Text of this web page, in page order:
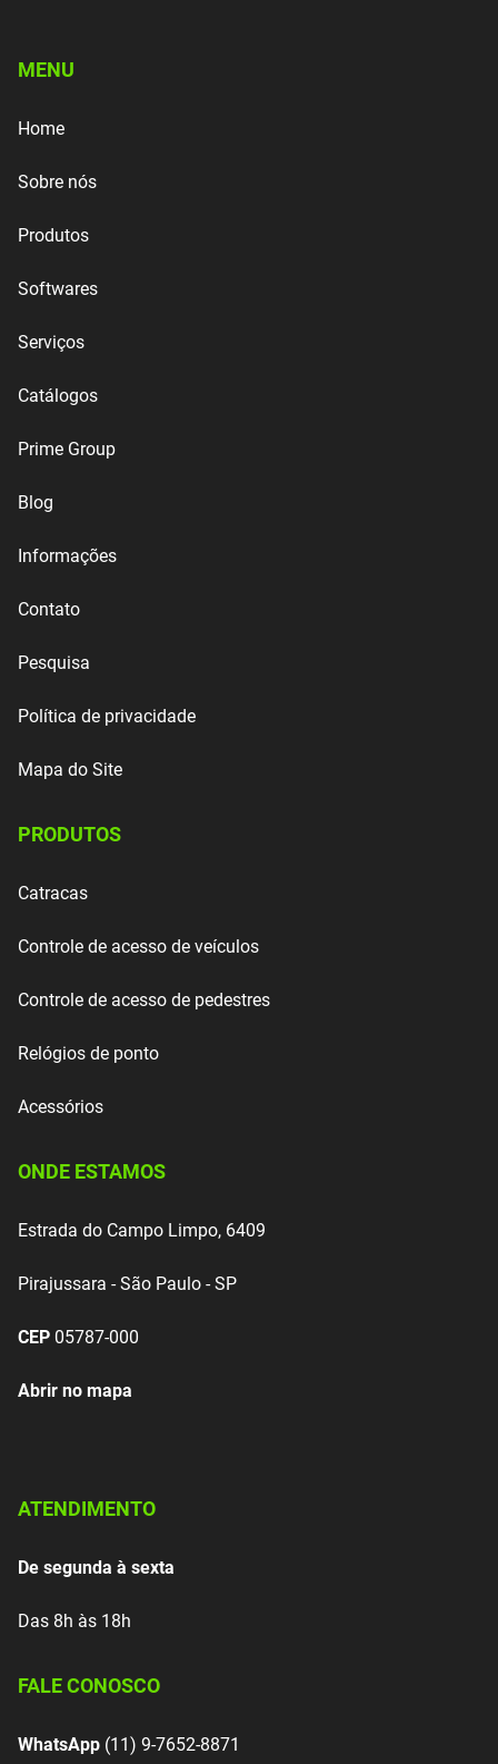
MENU
Home
Sobre nós
Produtos
Softwares
Serviços
Catálogos
Prime Group
Blog
Informações
Contato
Pesquisa
Política de privacidade
Mapa do Site
PRODUTOS
Catracas
Controle de acesso de veículos
Controle de acesso de pedestres
Relógios de ponto
Acessórios
ONDE ESTAMOS
Estrada do Campo Limpo, 6409
Pirajussara - São Paulo - SP
CEP 05787-000
Abrir no mapa
ATENDIMENTO
De segunda à sexta
Das 8h às 18h
FALE CONOSCO
WhatsApp (11) 9-7652-8871